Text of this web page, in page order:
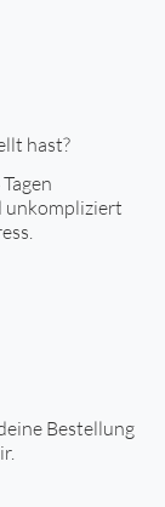
hast?
unkompliziert
Bestellung